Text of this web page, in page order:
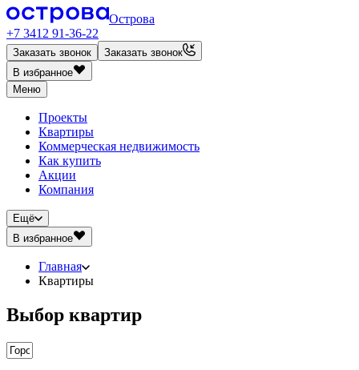
Острова
+7 3412 91-36-22
Заказать звонок
Заказать звонок
В избранное
Меню
Проекты
Квартиры
Коммерческая недвижимость
Как купить
Акции
Компания
Ещё
В избранное
Главная
Квартиры
Выбор квартир